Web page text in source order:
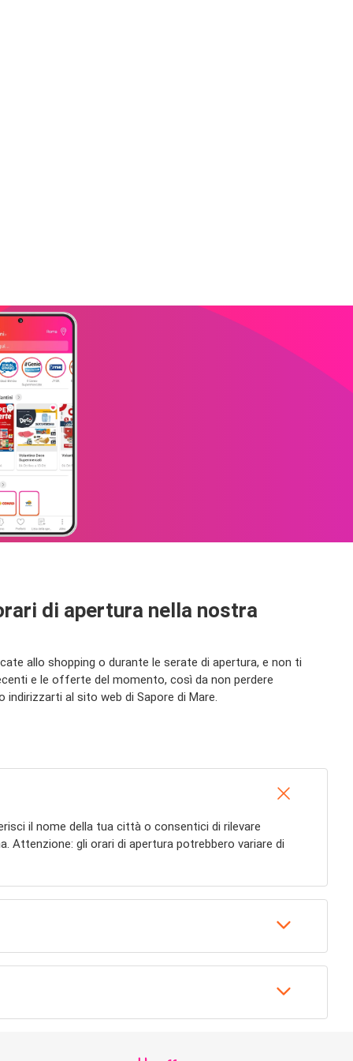
di apertura nella nostra
allo shopping o durante le serate di apertura, e non ti
e le offerte del momento, così da non perdere
al sito web di Sapore di Mare.
il nome della tua città o consentici di rilevare
Attenzione: gli orari di apertura potrebbero variare di